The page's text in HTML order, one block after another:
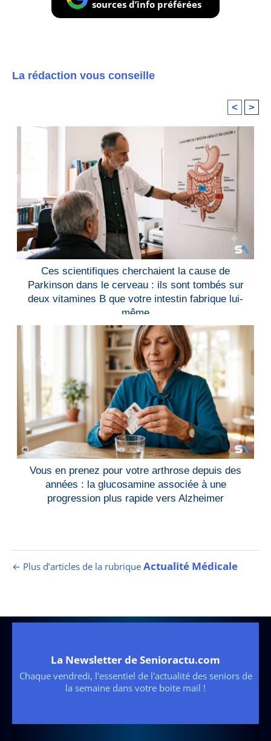
sources d’info préférées
La rédaction vous conseille
< >
Ces scientifiques cherchaient la cause de
Parkinson dans le cerveau : ils sont tombés sur
deux vitamines B que votre intestin fabrique lui-
même
Vous en prenez pour votre arthrose depuis des
années : la glucosamine associée à une
progression plus rapide vers Alzheimer
← Plus d’articles de la rubrique Actualité Médicale
La Newsletter de Senioractu.com
Chaque vendredi, l'essentiel de l'actualité des seniors de
la semaine dans votre boite mail !